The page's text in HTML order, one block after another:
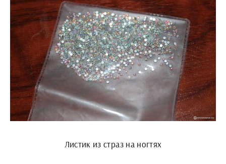
Листик из страз на ногтях